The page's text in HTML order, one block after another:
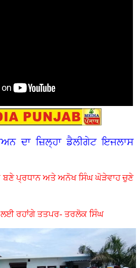
ਦਾ ਜ਼ਿਲ੍ਹਾ ਡੈਲੀਗੇਟ ਇਜਲਾਸ
ਬਣੇ ਪ੍ਰਧਾਨ ਅਤੇ ਅਨੋਖ ਸਿੰਘ ਘੋੜੇਵਾਹ ਚੁਣੇ
ਲਈ ਰਹਾਂਗੇ ਤਤਪਰ- ਤਰਲੋਕ ਸਿੰਘ